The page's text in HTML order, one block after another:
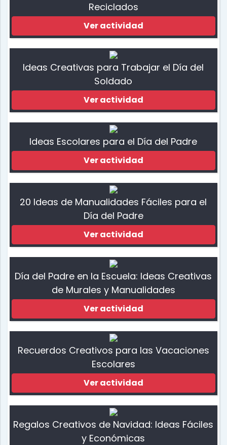
Reciclados
Ver actividad
Ideas Creativas para Trabajar el Día del
Soldado
Ver actividad
Ideas Escolares para el Día del Padre
Ver actividad
20 Ideas de Manualidades Fáciles para el
Día del Padre
Ver actividad
Día del Padre en la Escuela: Ideas Creativas
de Murales y Manualidades
Ver actividad
Recuerdos Creativos para las Vacaciones
Escolares
Ver actividad
Regalos Creativos de Navidad: Ideas Fáciles
y Económicas